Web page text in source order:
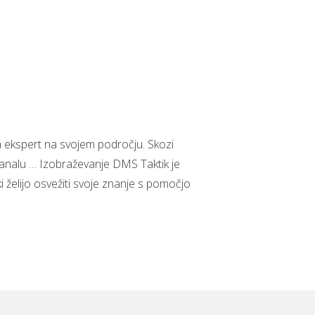
na svojem področju. Skozi
… Izobraževanje DMS Taktik je
osvežiti svoje znanje s pomočjo